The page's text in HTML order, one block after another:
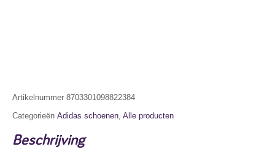
Artikelnummer 8703301098822384
Categorieën Adidas schoenen, Alle producten
Beschrijving